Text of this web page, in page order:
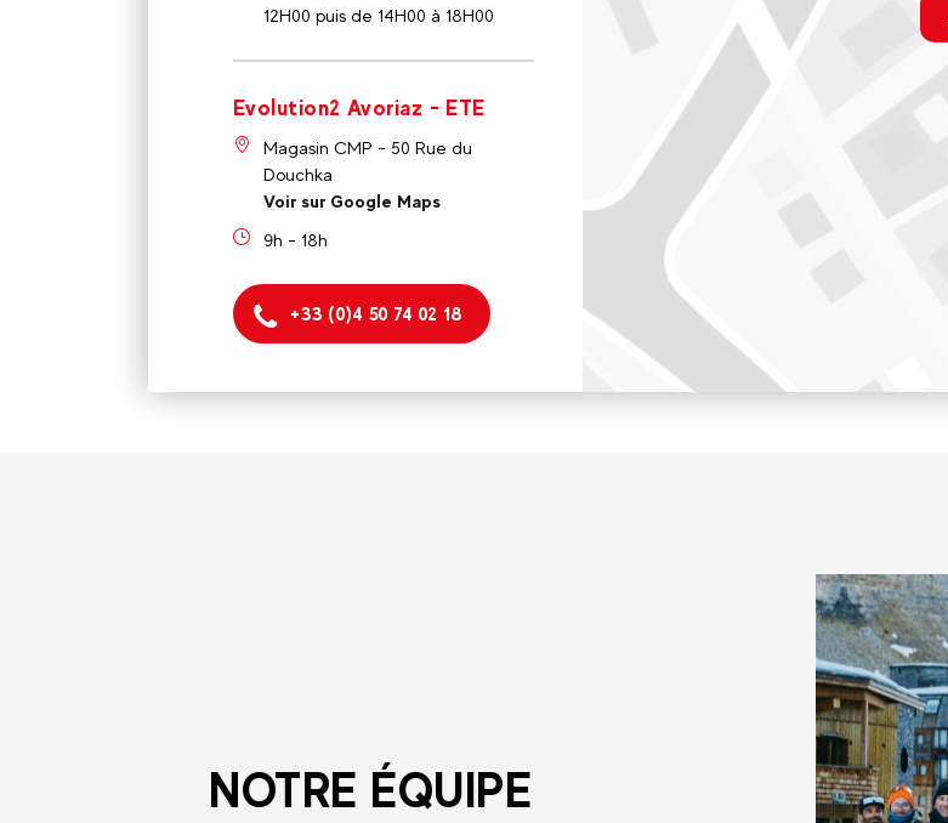
12H00 puis de 14H00 à 18H00
Evolution2 Avoriaz - ETE
Magasin CMP - 50 Rue du
Douchka
Voir sur Google Maps
9h - 18h
+33 (0)4 50 74 02 18
NOTRE ÉQUIPE